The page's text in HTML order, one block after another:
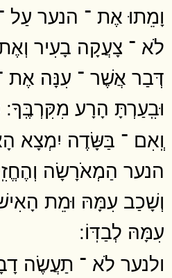
וָמֵתוּ אֶת ־ הנער
לֹא ־ צָעֲקָה בָעִיר
דְּבַר אֲשֶׁר ־ עִנָּה אֶת
וּבִֽעַרְתָּ הָרָע מִקִּרְבֶּֽךָ
וְֽאִם ־ בַּשָּׂדֶה יִמְצָא
הנער הַמְאֹרָשָׂה
וְשָׁכַב עִמָּהּ וּמֵת
עִמָּהּ לְבַדּֽוֹ ׃
ולנער לֹא ־ תַעֲשֶׂה